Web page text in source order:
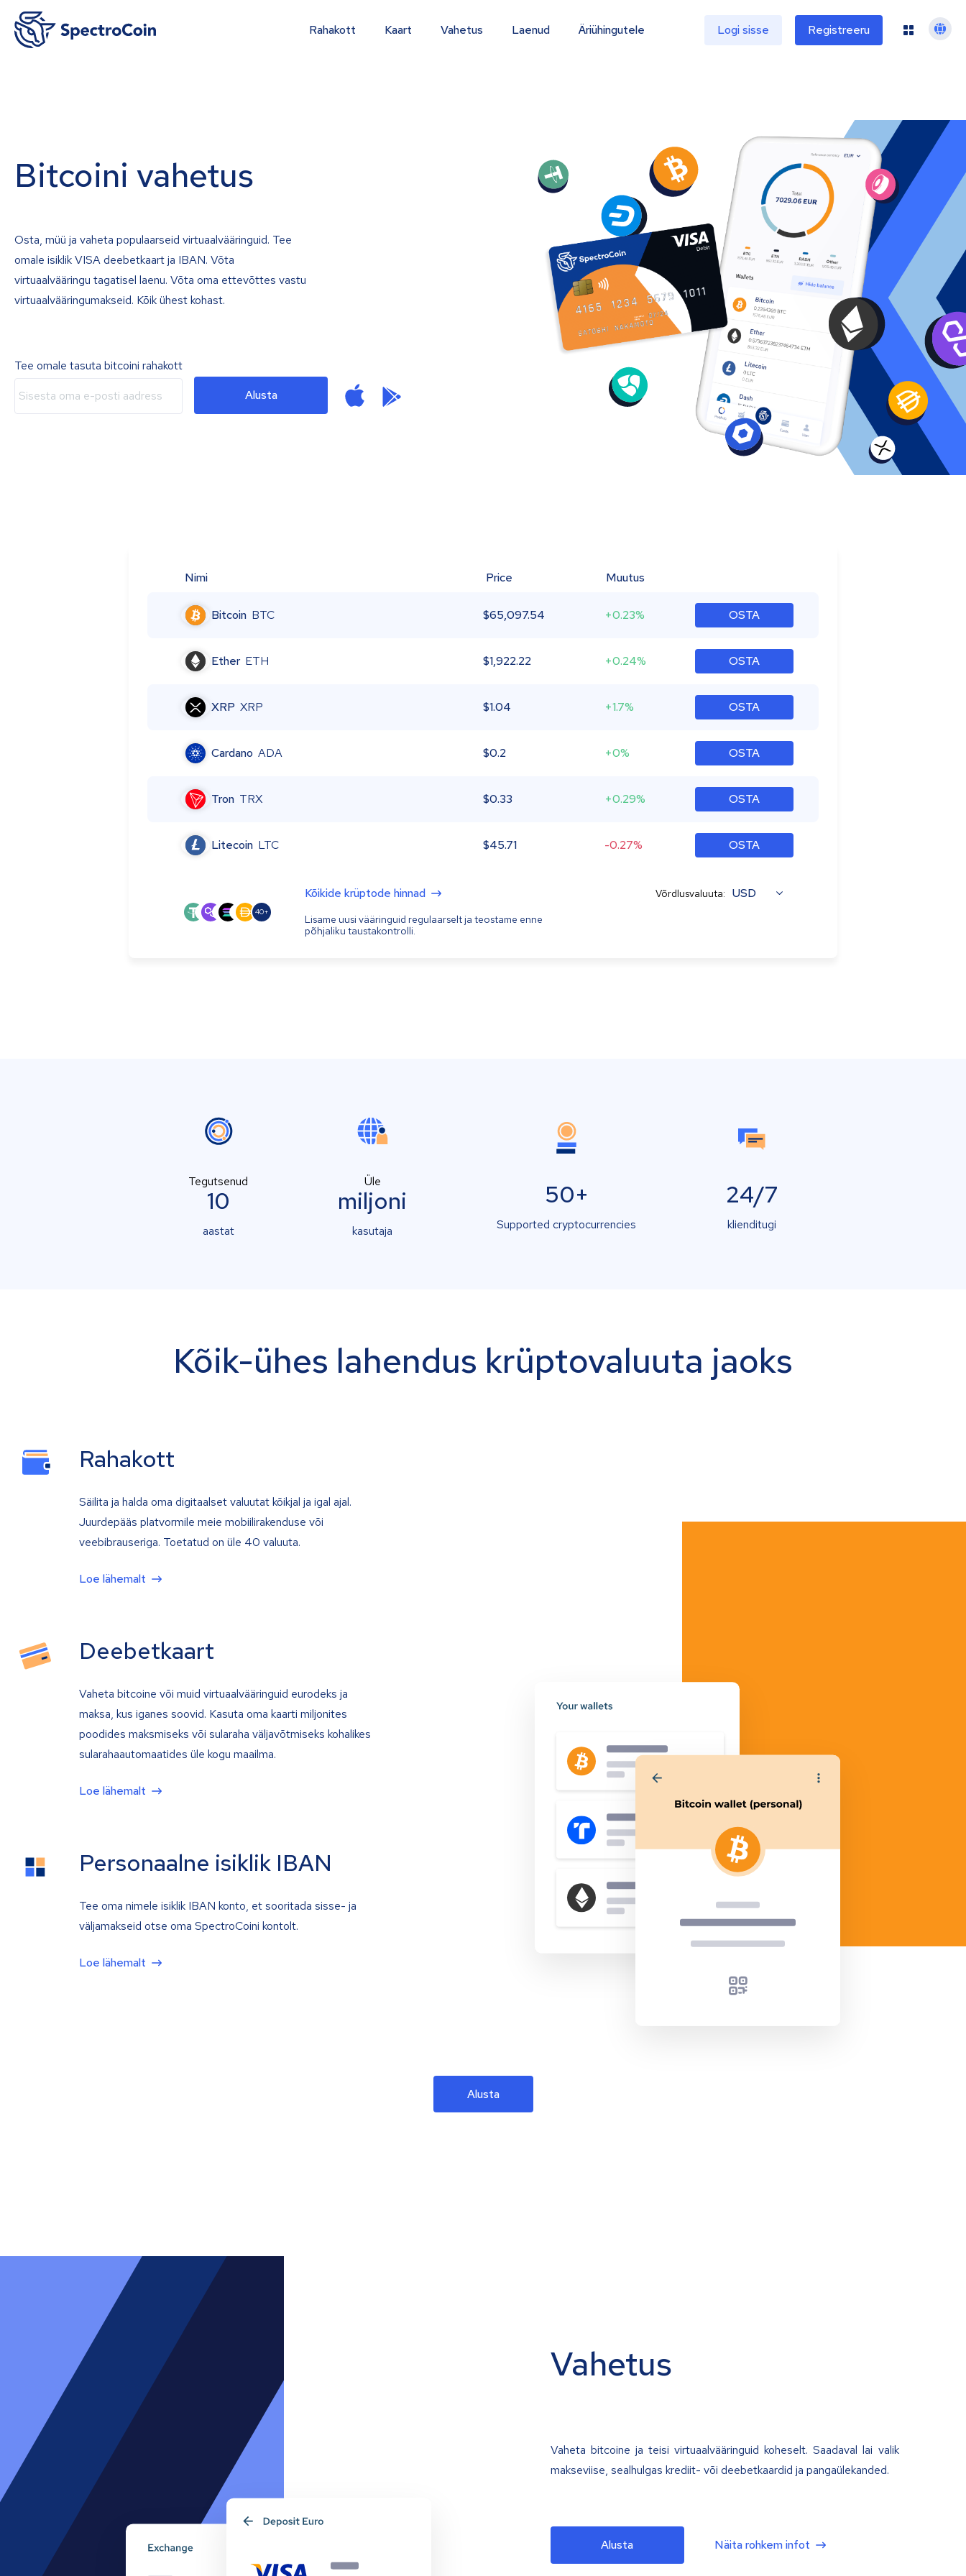
Rahakott Kaart Vahetus Laenud Äriühingutele Logi sisse Registreeru
Bitcoini vahetus
Osta, müü ja vaheta populaarseid virtuaalvääringuid. Tee
omale isiklik VISA deebetkaart ja IBAN. Võta
virtuaalvääringu tagatisel laenu. Võta oma ettevõttes vastu
virtuaalvääringumakseid. Kõik ühest kohast.
Tee omale tasuta bitcoini rahakott
Alusta
Nimi Price Muutus
Bitcoin BTC $65,097.54 +0.23% OSTA
Ether ETH $1,922.22 +0.24% OSTA
XRP XRP $1.04 +1.7% OSTA
Cardano ADA $0.2 +0% OSTA
Tron TRX $0.33 +0.29% OSTA
Litecoin LTC $45.71 -0.27% OSTA
40+
Kõikide krüptode hinnad
Lisame uusi vääringuid regulaarselt ja teostame enne
põhjaliku taustakontrolli.
Võrdlusvaluuta: USD
Tegutsenud
10
aastat
Üle
miljoni
kasutaja
50+
Supported cryptocurrencies
24/7
klienditugi
Kõik-ühes lahendus krüptovaluuta jaoks
Rahakott
Säilita ja halda oma digitaalset valuutat kõikjal ja igal ajal.
Juurdepääs platvormile meie mobiilirakenduse või
veebibrauseriga. Toetatud on üle 40 valuuta.
Loe lähemalt
Deebetkaart
Vaheta bitcoine või muid virtuaalvääringuid eurodeks ja
maksa, kus iganes soovid. Kasuta oma kaarti miljonites
poodides maksmiseks või sularaha väljavõtmiseks kohalikes
sularahaautomaatides üle kogu maailma.
Loe lähemalt
Personaalne isiklik IBAN
Tee oma nimele isiklik IBAN konto, et sooritada sisse- ja
väljamakseid otse oma SpectroCoini kontolt.
Loe lähemalt
Alusta
Vahetus
Vaheta bitcoine ja teisi virtuaalvääringuid koheselt. Saadaval lai valik
makseviise, sealhulgas krediit- või deebetkaardid ja pangaülekanded.
Alusta Näita rohkem infot